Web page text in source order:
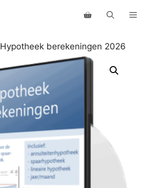
Hypotheek berekeningen 2026